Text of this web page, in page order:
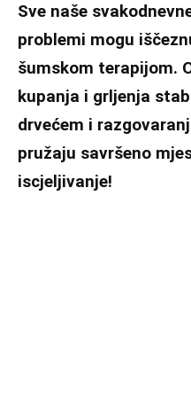
Sve naše
problemi mogu
šumskom terapijom.
kupanja i grljenja
drvećem i
pružaju savršeno
iscjeljivanje!